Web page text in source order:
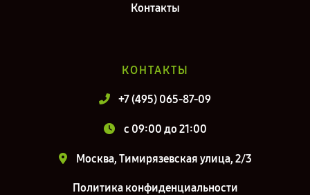
Контакты
КОНТАКТЫ
+7 (495) 065-87-09
c 09:00 до 21:00
Москва, Тимирязевская улица, 2/3
Политика конфиденциальности